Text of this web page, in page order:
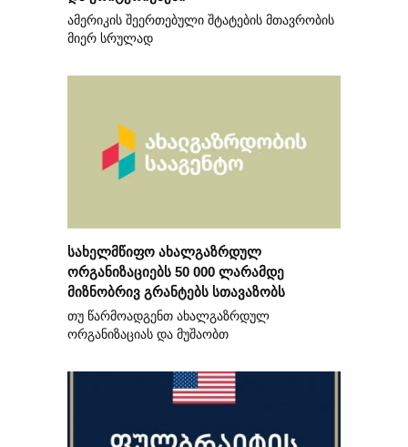
ამერიკის შეერთებული შტატების მთავრობის
მიერ სრულად
სახელმწიფო ახალგაზრდულ
ორგანიზაციებს 50 000 ლარამდე
მიზნობრივ გრანტებს სთავაზობს
თუ წარმოადგენთ ახალგაზრდულ
ორგანიზაციას და მუშაობთ